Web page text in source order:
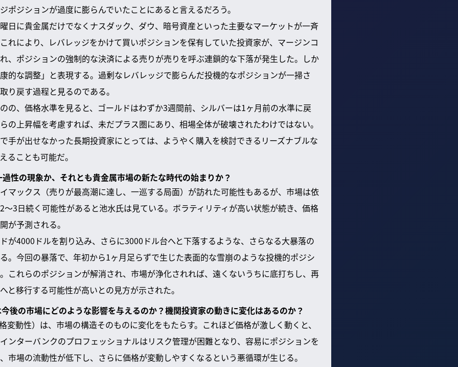
ポジションが過度に膨らんでいたことにあると言えるだろう。
日に貴金属だけでなくナスダック、ダウ、暗号資産といった主要なマーケットが一斉
れにより、レバレッジをかけて買いポジションを保有していた投資家が、マージンコ
、ポジションの強制的な決済による売りが売りを呼ぶ連鎖的な下落が発生した。しか
的な調整」と表現する。過剰なレバレッジで膨らんだ投機的なポジションが一掃さ
り戻す過程と見るのである。
の、価格水準を見ると、ゴールドはわずか3週間前、シルバーは1ヶ月前の水準に戻
の上昇幅を考慮すれば、未だプラス圏にあり、相場全体が破壊されたわけではない。
手が出せなかった長期投資家にとっては、ようやく購入を検討できるリーズナブルな
ることも可能だ。
性の現象か、それとも貴金属市場の新たな時代の始まりか？
マックス（売りが最高潮に達し、一巡する局面）が訪れた可能性もあるが、市場は依
3日続く可能性があると池水氏は見ている。ボラティリティが高い状態が続き、価格
が予測される。
が4000ドルを割り込み、さらに3000ドル台へと下落するような、さらなる大暴落の
。今回の暴落で、年初から1ヶ月足らずで生じた表面的な雪崩のような投機的ポジシ
これらのポジションが解消され、市場が浄化されれば、遠くないうちに底打ちし、再
と移行する可能性が高いとの見方が示された。
後の市場にどのような影響を与えるのか？機関投資家の動きに変化はあるのか？
変動性）は、市場の構造そのものに変化をもたらす。これほど価格が激しく動くと、
ンターバンクのプロフェッショナルはリスク管理が困難となり、容易にポジションを
市場の流動性が低下し、さらに価格が変動しやすくなるという悪循環が生じる。